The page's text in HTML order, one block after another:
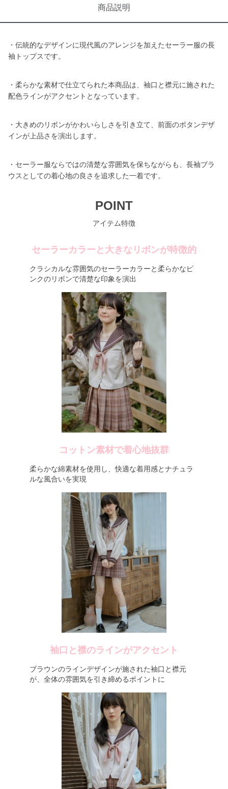
商品説明
・伝統的なデザインに現代風のアレンジを加えたセーラー服の長
袖トップスです。
・柔らかな素材で仕立てられた本商品は、袖口と襟元に施された
配色ラインがアクセントとなっています。
・大きめのリボンがかわいらしさを引き立て、前面のボタンデザ
インが上品さを演出します。
・セーラー服ならではの清楚な雰囲気を保ちながらも、長袖ブラ
ウスとしての着心地の良さを追求した一着です。
POINT
アイテム特徴
セーラーカラーと大きなリボンが特徴的
クラシカルな雰囲気のセーラーカラーと柔らかなピ
ンクのリボンで清楚な印象を演出
コットン素材で着心地抜群
柔らかな綿素材を使用し、快適な着用感とナチュラ
ルな風合いを実現
袖口と襟のラインがアクセント
ブラウンのラインデザインが施された袖口と襟元
が、全体の雰囲気を引き締めるポイントに